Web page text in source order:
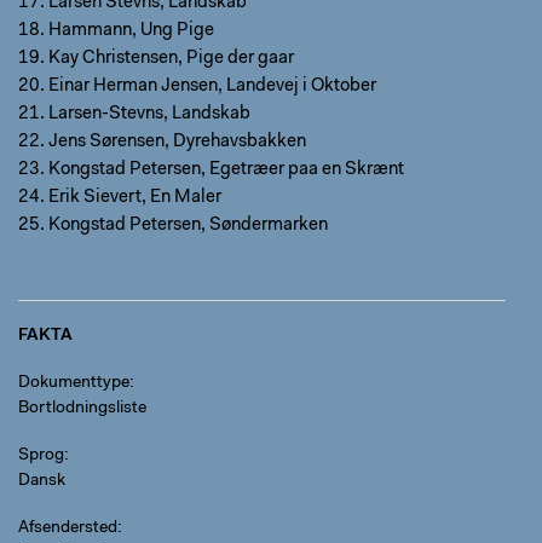
18. Hammann, Ung Pige
19. Kay Christensen, Pige der gaar
20. Einar Herman Jensen, Landevej i Oktober
21. Larsen-Stevns, Landskab
22. Jens Sørensen, Dyrehavsbakken
23. Kongstad Petersen, Egetræer paa en Skrænt
24. Erik Sievert, En Maler
25. Kongstad Petersen, Søndermarken
FAKTA
Dokumenttype
Bortlodningsliste
Sprog
Dansk
Afsendersted